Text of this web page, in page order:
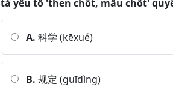
tả yếu tố 'then chốt, mấu chốt'
A. 科学 (kēxué)
B. 规定 (guīdìng)